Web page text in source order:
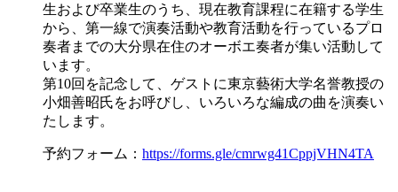
生および卒業生のうち、現在教育課程に在籍する学生
から、第一線で演奏活動や教育活動を行っているプロ
奏者までの大分県在住のオーボエ奏者が集い活動して
います。
第10回を記念して、ゲストに東京藝術大学名誉教授の
小畑善昭氏をお呼びし、いろいろな編成の曲を演奏い
たします。
予約フォーム： https://forms.gle/cmrwg41CppjVHN4TA